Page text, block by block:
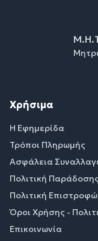
Χρήσιμα
Η Εφημερίδα
Τρόποι Πληρωμής
Ασφάλεια
Πολιτική Παράδοσης
Πολιτική
Όροι Χρήσης -
Επικοινωνία